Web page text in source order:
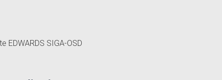
SIGA-OSD